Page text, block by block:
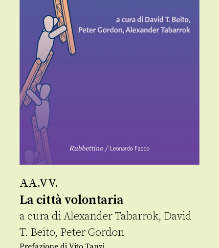
AA.VV.
La città volontaria
a cura diAlexander Tabarrok, David
T. Beito, Peter Gordon